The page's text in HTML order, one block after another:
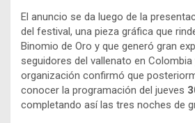
El anuncio se da luego de la
del festival, una pieza gráfica que
Binomio de Oro y que generó gran
seguidores del vallenato en Colombia
organización confirmó que
conocer la programación del jueves
completando así las tres noches de